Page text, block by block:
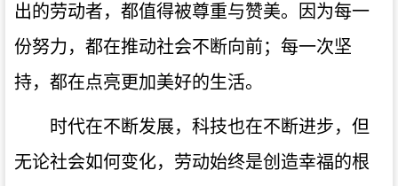
出的劳动者，都值得被尊重与赞美。因为每一
份努力，都在推动社会不断向前；每一次坚
持，都在点亮更加美好的生活。
时代在不断发展，科技也在不断进步，但
无论社会如何变化，劳动始终是创造幸福的根